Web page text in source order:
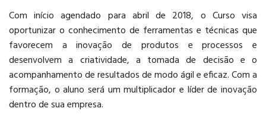
CURSOS E EVENTOS
Com início agendado para abril de 2018, o Curso visa
oportunizar o conhecimento de ferramentas e técnicas que
favorecem a inovação de produtos e processos e
desenvolvem a criatividade, a tomada de decisão e o
acompanhamento de resultados de modo ágil e eficaz. Com a
formação, o aluno será um multiplicador e líder de inovação
dentro de sua empresa.